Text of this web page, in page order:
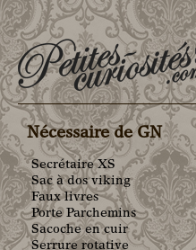
Nécessaire de GN
Secrétaire XS
Sac à dos viking
Faux livres
Porte Parchemins
Sacoche en cuir
Serrure rotative